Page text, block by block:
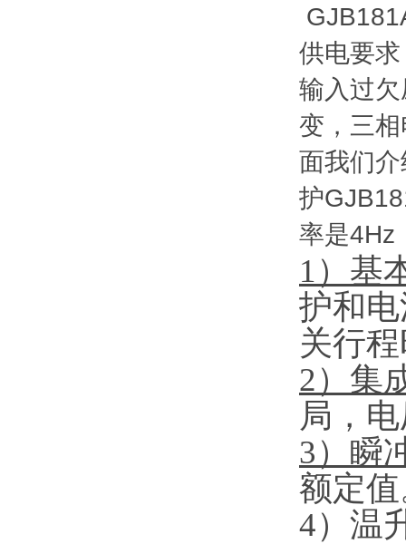
供电要
输入过
变，三
面我们
护
率是4Hz
1） 基
护和
关行程
2） 集
局，
3） 瞬
额定
4） 温